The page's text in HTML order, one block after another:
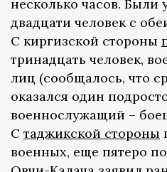
несколько часов.
двадцати человек с
С киргизской стороны
тринадцать человек,
лиц (сообщалось, что
оказался один
военнослужащий –
С таджикской стороны
военных, еще пятеро